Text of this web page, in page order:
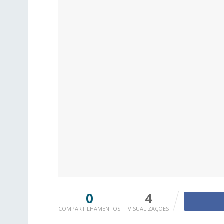
0
COMPARTILHAMENTOS
4
VISUALIZAÇÕES